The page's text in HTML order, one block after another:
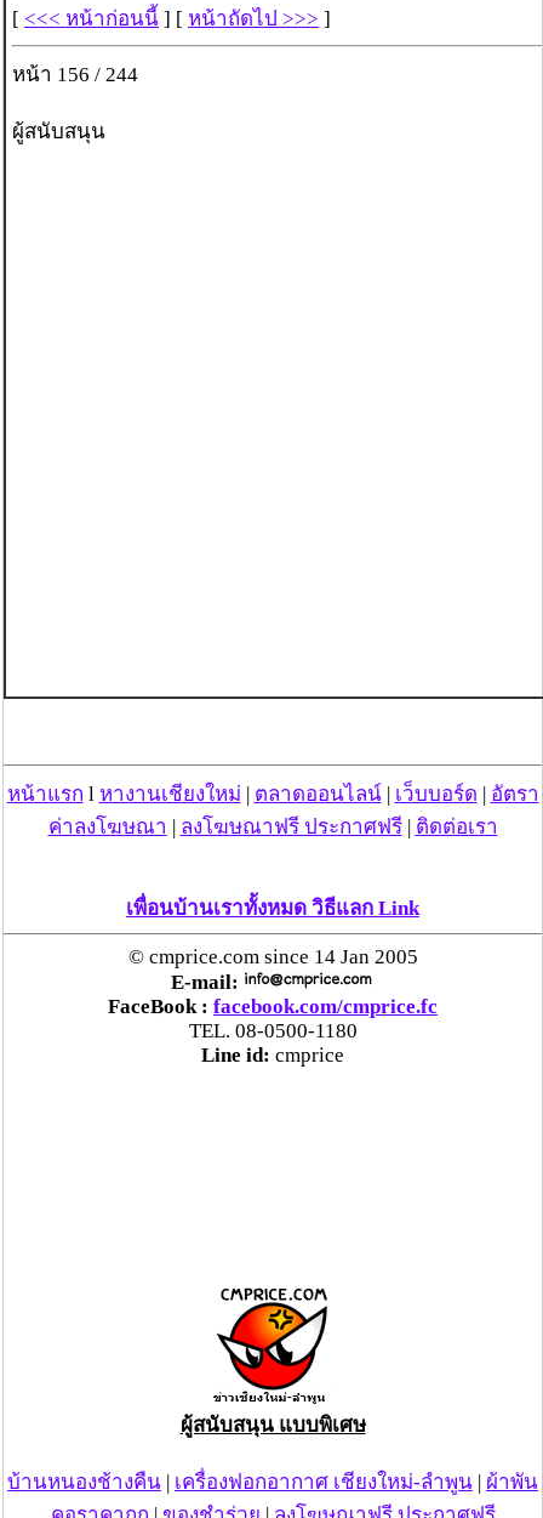
[ <<< หน้าก่อนนี้ ] [ หน้าถัดไป >>> ]
หน้า 156 / 244
ผู้สนับสนุน
หน้าแรก l หางานเชียงใหม่ | ตลาดออนไลน์| เว็บบอร์ด | อัตรา
ค่าลงโฆษณา | ลงโฆษณาฟรี ประกาศฟรี| ติดต่อเรา
เพื่อนบ้านเราทั้งหมด วิธีแลก Link
© cmprice.com since 14 Jan 2005
E-mail:
FaceBook : facebook.com/cmprice.fc
TEL. 08-0500-1180
Line id: cmprice
ผู้สนับสนุน แบบพิเศษ
บ้านหนองช้างคืน | เครื่องฟอกอากาศ เชียงใหม่-ลำพูน | ผ้าพัน